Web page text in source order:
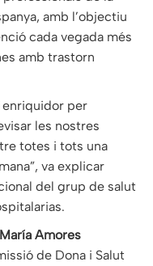
amb l’objectiu
cada vegada més
amb trastorn
enriquidor per
les nostres
totes i tots una
va explicar
del grup de salut
María Amores
de Dona i Salut